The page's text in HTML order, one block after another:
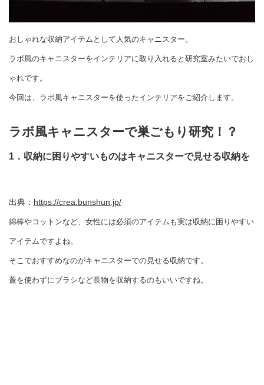
おしゃれな収納アイテムとして人気のキャニスター。
ラボ風のキャニスターをインテリアに取り入れると研究室みたいでおし
ゃれです。
今回は、ラボ風キャニスターを使ったインテリアをご紹介します。
ラボ風キャニスターで巣ごもり研究！？
1．収納に困りやすいものはキャニスターで見せる収納を
出典： https://crea.bunshun.jp/
綿棒やコットンなど、女性には必須のアイテムも実は収納に困りやすい
アイテムですよね。
そこでおすすめなのがキャニスターでの見せる収納です。
蓋を使わずにブラシなど長物を収納するのもいいですね。